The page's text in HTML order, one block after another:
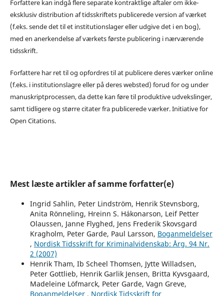
Forfattere kan indgå flere separate kontraktlige aftaler om ikke-
eksklusiv distribution af tidsskriftets publicerede version af værket
(f.eks. sende det til et institutionslager eller udgive det i en bog),
med en anerkendelse af værkets første publicering i nærværende
tidsskrift.
Forfattere har ret til og opfordres til at publicere deres værker online
(f.eks. i institutionslagre eller på deres websted) forud for og under
manuskriptprocessen, da dette kan føre til produktive udvekslinger,
samt tidligere og større citater fra publicerede værker. Initiative for
Open Citations.
Mest læste artikler af samme forfatter(e)
Ingrid Sahlin, Peter Lindström, Henrik Stevnsborg,
Anita Rönneling, Hreinn S. Hákonarson, Leif Petter
Olaussen, Janne Flyghed, Jens Frederik Skovsgard
Kragholm, Peter Garde, Paul Larsson, Boganmeldelser
, Nordisk Tidsskrift for Kriminalvidenskab: Årg. 94 Nr.
2 (2007)
Henrik Tham, Ib Scheel Thomsen, Jytte Willadsen,
Peter Gottlieb, Henrik Garlik Jensen, Britta Kyvsgaard,
Madeleine Löfmarck, Peter Garde, Vagn Greve,
Boganmeldelser , Nordisk Tidsskrift for